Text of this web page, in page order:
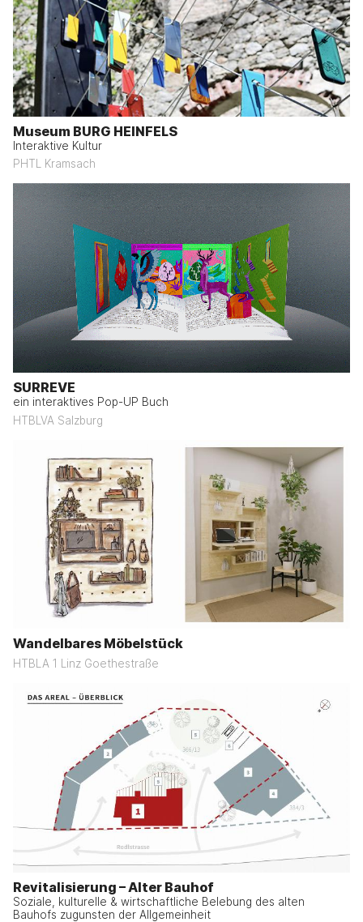
Museum BURG HEINFELS
Interaktive Kultur
PHTL Kramsach
SURREVE
ein interaktives Pop-UP Buch
HTBLVA Salzburg
Wandelbares Möbelstück
HTBLA 1 Linz Goethestraße
Revitalisierung – Alter Bauhof
Soziale, kulturelle & wirtschaftliche Belebung des alten
Bauhofs zugunsten der Allgemeinheit